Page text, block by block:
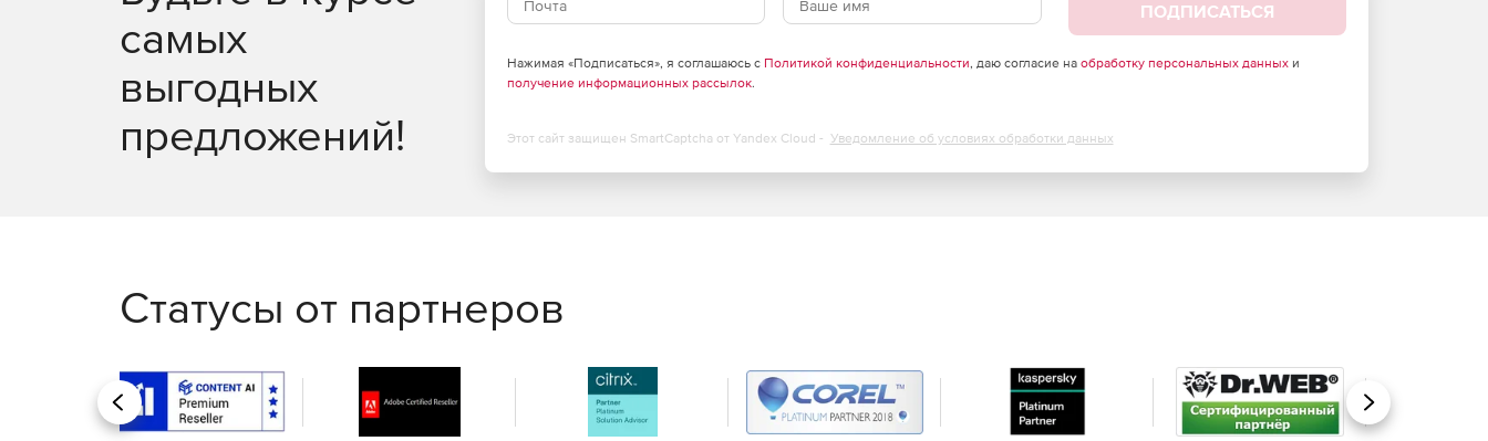
Анализ данных и статистика
Origin предоставляет богатый набор инструментов для проведения расширенного анализа
данных. Origin предоставляет несколько гаджетов для исследовательского анализа.
Кривая и Поверхностная подгонка
Origin предоставляет несколько функций для анализа пиков, от базовой коррекции до нахождения
Статистика
Origin предоставляет широкий спектр инструментов для статистического анализа. роме того, Origin
самых
выгодных
предложений!
ПОДПИСАТЬСЯ
Нажимая «Подписаться», я соглашаюсь с Политикой конфиденциальности, даю согласие на обработку персональных данныхи
получение информационных рассылок.
Этот сайт защищен SmartCaptcha от Yandex Cloud - Уведомление об условиях обработки данных
Статусы от партнеров
Назад Вперед